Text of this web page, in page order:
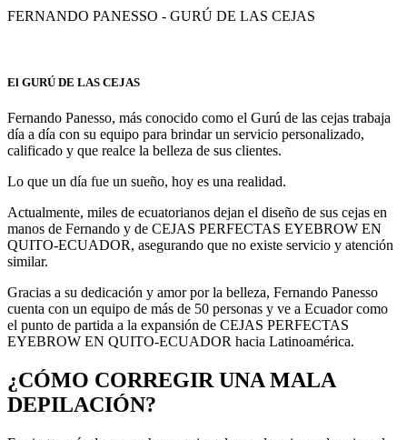
FERNANDO PANESSO - GURÚ DE LAS CEJAS
El GURÚ DE LAS CEJAS
Fernando Panesso, más conocido como el Gurú de las cejas trabaja
día a día con su equipo para brindar un servicio personalizado,
calificado y que realce la belleza de sus clientes.
Lo que un día fue un sueño, hoy es una realidad.
Actualmente, miles de ecuatorianos dejan el diseño de sus cejas en
manos de Fernando y de CEJAS PERFECTAS EYEBROW EN
QUITO-ECUADOR, asegurando que no existe servicio y atención
similar.
Gracias a su dedicación y amor por la belleza, Fernando Panesso
cuenta con un equipo de más de 50 personas y ve a Ecuador como
el punto de partida a la expansión de CEJAS PERFECTAS
EYEBROW EN QUITO-ECUADOR hacia Latinoamérica.
¿CÓMO CORREGIR UNA MALA
DEPILACIÓN?